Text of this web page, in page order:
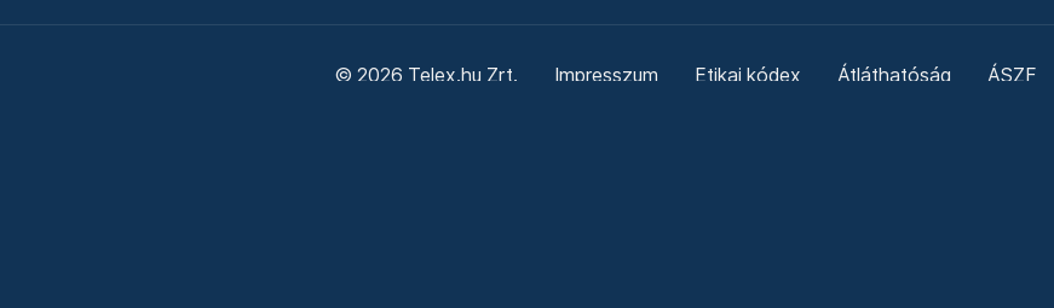
© 2026 Telex.hu Zrt. Impresszum Etikai kódex Átláthatóság ÁSZF